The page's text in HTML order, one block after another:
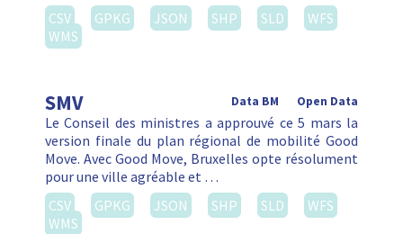
CSV
GPKG JSON SHP SLD
WFS
WMS
SMV Open Data
Data BM
Le Conseil des ministres a approuvé ce 5 mars la
version finale du plan régional de mobilité Good
Move. Avec Good Move, Bruxelles opte résolument
pour une ville agréable et …
CSV
GPKG JSON SHP SLD
WFS
WMS